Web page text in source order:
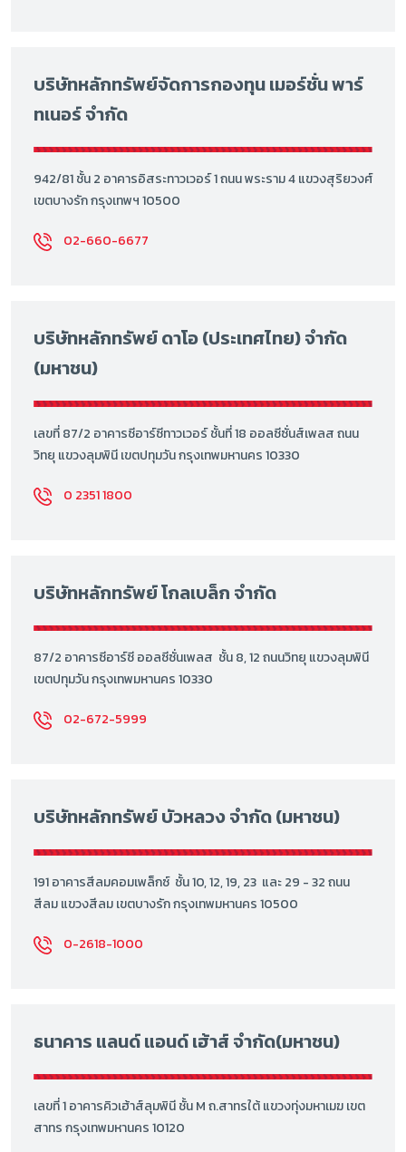
บริษัทหลักทรัพย์จัดการกองทุน เมอร์ชั่น พาร์
ทเนอร์ จำกัด
942/81 ชั้น 2 อาคารอิสระทาวเวอร์ 1 ถนน พระราม 4 แขวงสุริยวงศ์
เขตบางรัก กรุงเทพฯ 10500
02-660-6677
บริษัทหลักทรัพย์ ดาโอ (ประเทศไทย) จำกัด
(มหาชน)
เลขที่ 87/2 อาคารซีอาร์ซีทาวเวอร์ ชั้นที่ 18 ออลซีซั่นส์เพลส ถนน
วิทยุ แขวงลุมพินี เขตปทุมวัน กรุงเทพมหานคร 10330
0 2351 1800
บริษัทหลักทรัพย์ โกลเบล็ก จำกัด
87/2 อาคารซีอาร์ซี ออลซีซั่นเพลส ชั้น 8, 12 ถนนวิทยุ แขวงลุมพินี
เขตปทุมวัน กรุงเทพมหานคร 10330
02-672-5999
บริษัทหลักทรัพย์ บัวหลวง จำกัด (มหาชน)
191 อาคารสีลมคอมเพล็กซ์ ชั้น 10, 12, 19, 23 และ 29 - 32 ถนน
สีลม แขวงสีลม เขตบางรัก กรุงเทพมหานคร 10500
0-2618-1000
ธนาคาร แลนด์ แอนด์ เฮ้าส์ จำกัด(มหาชน)
เลขที่ 1 อาคารคิวเฮ้าส์ลุมพินี ชั้น M ถ.สาทรใต้ แขวงทุ่งมหาเมฆ เขต
สาทร กรุงเทพมหานคร 10120